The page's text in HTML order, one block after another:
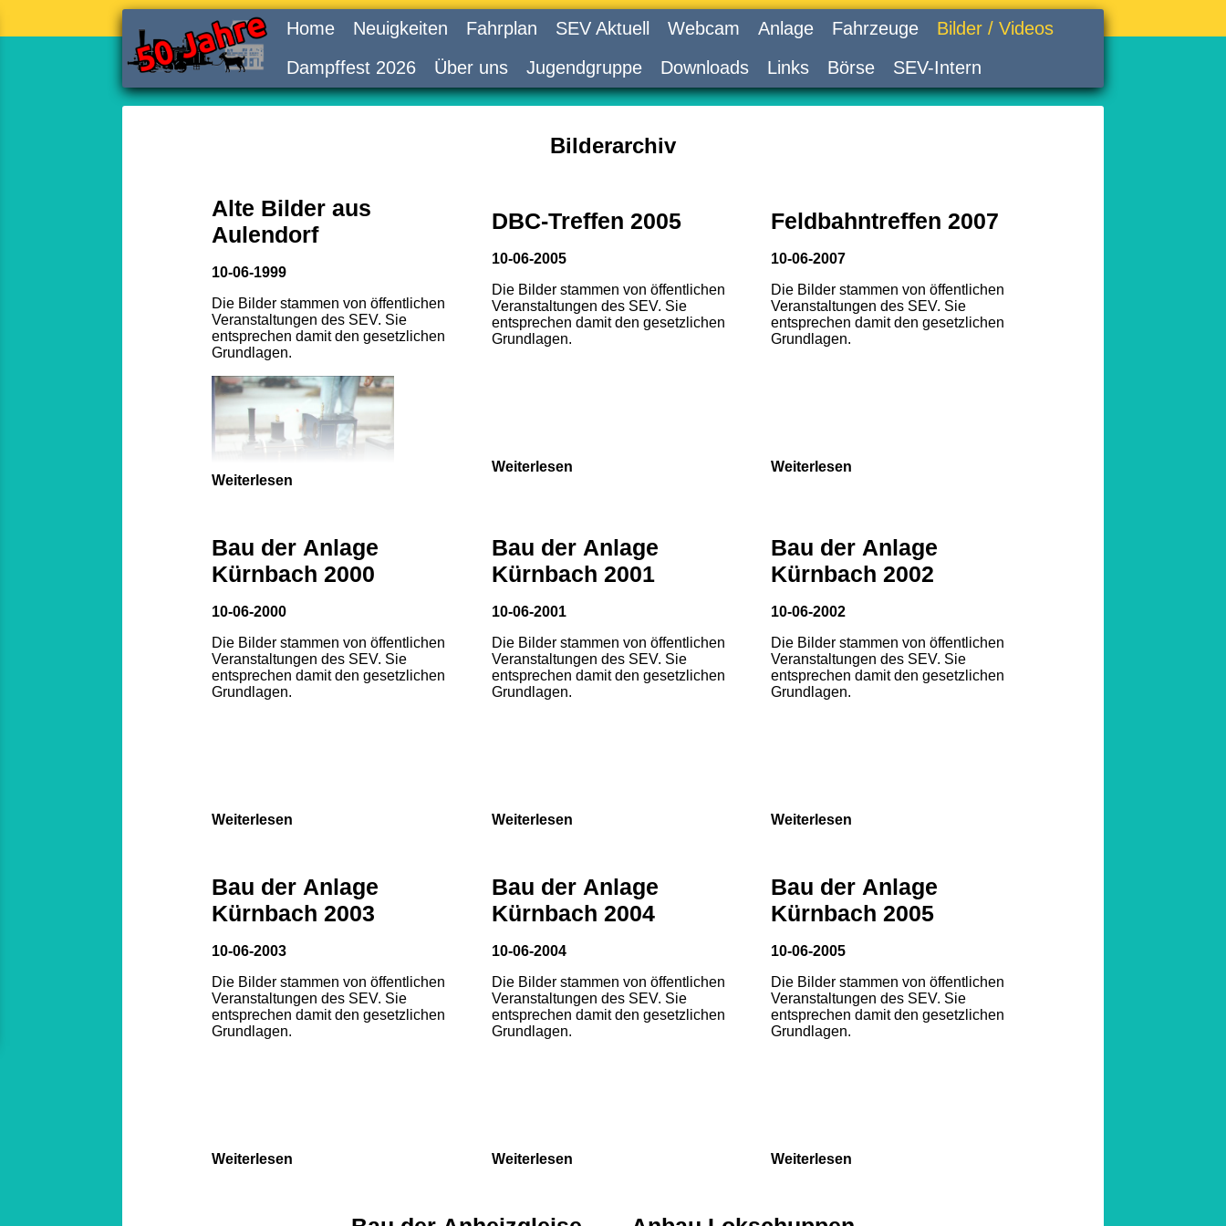
Home Neuigkeiten Fahrplan SEV Aktuell Webcam Anlage Fahrzeuge
Bilder / Videos
Dampffest 2026
Über uns Jugendgruppe Downloads Links Börse SEV-Intern
Bilderarchiv
Alte Bilder aus
Aulendorf
10-06-1999
Die Bilder stammen von öffentlichen
Veranstaltungen des SEV. Sie
entsprechen damit den gesetzlichen
Grundlagen.
Weiterlesen
DBC-Treffen 2005
10-06-2005
Die Bilder stammen von öffentlichen
Veranstaltungen des SEV. Sie
entsprechen damit den gesetzlichen
Grundlagen.
Weiterlesen
Feldbahntreffen 2007
10-06-2007
Die Bilder stammen von öffentlichen
Veranstaltungen des SEV. Sie
entsprechen damit den gesetzlichen
Grundlagen.
Weiterlesen
Bau der Anlage
Kürnbach 2000
10-06-2000
Die Bilder stammen von öffentlichen
Veranstaltungen des SEV. Sie
entsprechen damit den gesetzlichen
Grundlagen.
Weiterlesen
Bau der Anlage
Kürnbach 2001
10-06-2001
Die Bilder stammen von öffentlichen
Veranstaltungen des SEV. Sie
entsprechen damit den gesetzlichen
Grundlagen.
Weiterlesen
Bau der Anlage
Kürnbach 2002
10-06-2002
Die Bilder stammen von öffentlichen
Veranstaltungen des SEV. Sie
entsprechen damit den gesetzlichen
Grundlagen.
Weiterlesen
Bau der Anlage
Kürnbach 2003
10-06-2003
Die Bilder stammen von öffentlichen
Veranstaltungen des SEV. Sie
entsprechen damit den gesetzlichen
Grundlagen.
Weiterlesen
Bau der Anlage
Kürnbach 2004
10-06-2004
Die Bilder stammen von öffentlichen
Veranstaltungen des SEV. Sie
entsprechen damit den gesetzlichen
Grundlagen.
Weiterlesen
Bau der Anlage
Kürnbach 2005
10-06-2005
Die Bilder stammen von öffentlichen
Veranstaltungen des SEV. Sie
entsprechen damit den gesetzlichen
Grundlagen.
Weiterlesen